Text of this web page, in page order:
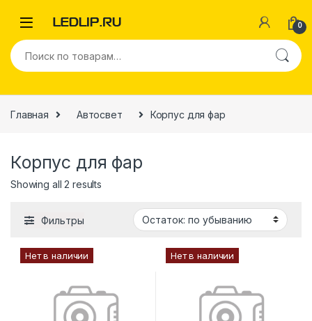
0
Главная Автосвет Корпус для фар
Корпус для фар
Showing all 2 results
Фильтры
Нет в наличии Нет в наличии